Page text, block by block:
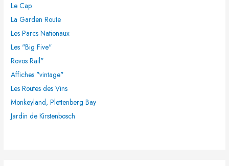
c
h
e
r
:
Le Cap
La Garden Route
Les Parcs Nationaux
Les "Big Five"
Rovos Rail"
Affiches "vintage"
Les Routes des Vins
Monkeyland, Plettenberg Bay
Jardin de Kirstenbosch